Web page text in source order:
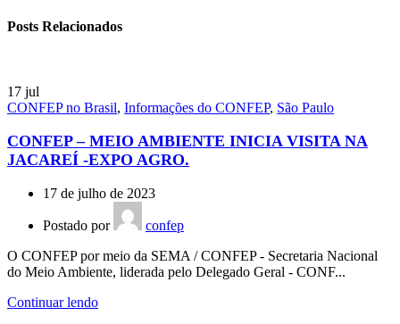
Posts Relacionados
17 jul
CONFEP no Brasil, Informações do CONFEP, São Paulo
CONFEP – MEIO AMBIENTE INICIA VISITA NA
JACAREÍ -EXPO AGRO.
17 de julho de 2023
Postado por
confep
O CONFEP por meio da SEMA / CONFEP - Secretaria Nacional
do Meio Ambiente, liderada pelo Delegado Geral - CONF...
Continuar lendo